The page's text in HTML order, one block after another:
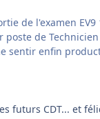
de l'examen
de
sentir enfin
futurs CDT... et